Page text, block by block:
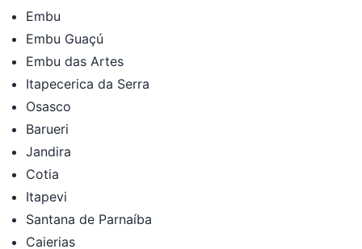
Embu
Embu Guaçú
Embu das Artes
Itapecerica da Serra
Osasco
Barueri
Jandira
Cotia
Itapevi
Santana de Parnaíba
Caierias